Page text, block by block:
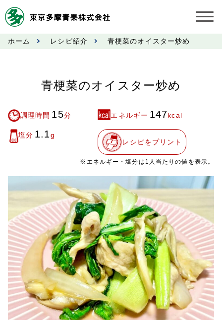
お知らせ
市況情報
奨励金受託手数料
営業日カレンダー
会社案内
多摩青果便り
採用情報
アクセス
ホーム レシピ紹介 青梗菜のオイスター炒め
青梗菜のオイスター炒め
調理時間 15分 エネルギー 147kcal
塩分 1.1g
レシピをプリント
※エネルギー・塩分は1人当たりの値を表示。